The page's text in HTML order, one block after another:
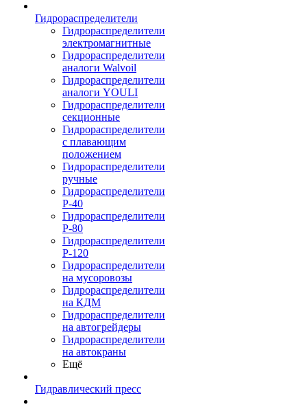
Гидрораспределители
Гидрораспределители
электромагнитные
Гидрораспределители
аналоги Walvoil
Гидрораспределители
аналоги YOULI
Гидрораспределители
секционные
Гидрораспределители
с плавающим
положением
Гидрораспределители
ручные
Гидрораспределители
Р-40
Гидрораспределители
Р-80
Гидрораспределители
Р-120
Гидрораспределители
на мусоровозы
Гидрораспределители
на КДМ
Гидрораспределители
на автогрейдеры
Гидрораспределители
на автокраны
Ещё
Гидравлический пресс